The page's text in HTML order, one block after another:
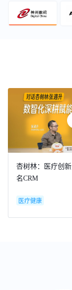
杏树林：医疗创
名CRM
医疗健康